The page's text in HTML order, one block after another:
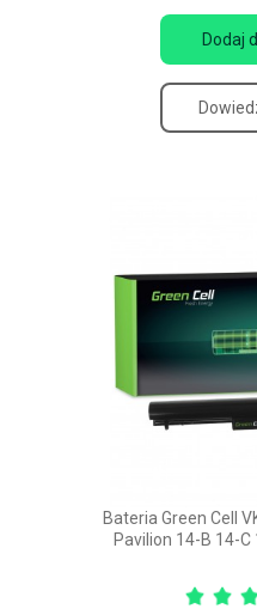
Dodaj
Bateria Green Cell
Pavilion 14-B 14-C